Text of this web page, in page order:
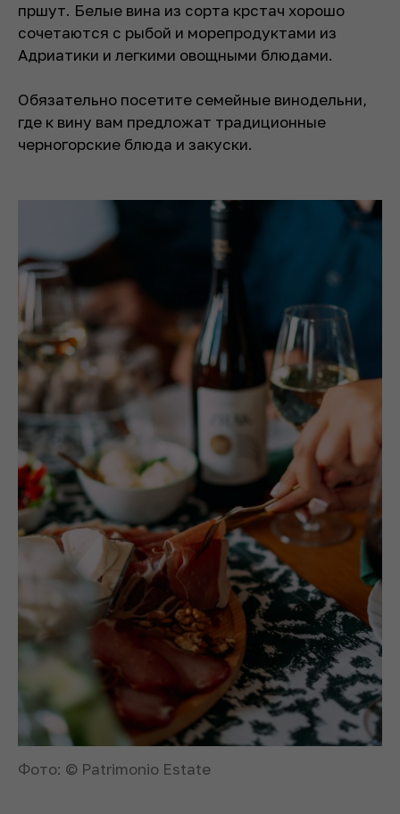
пршут. Белые вина из сорта крстач хорошо
сочетаются с рыбой и морепродуктами из
Адриатики и легкими овощными блюдами.
Обязательно посетите семейные винодельни,
где к вину вам предложат традиционные
черногорские блюда и закуски.
Фото: © Patrimonio Estate